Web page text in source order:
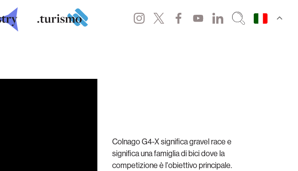
.turismo
Colnago G4-X significa gravel race e
significa una famiglia di bici dove la
competizione è l'obiettivo principale.